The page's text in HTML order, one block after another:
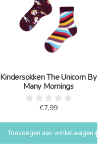
Kindersokken The Unicorn By
Many Mornings
€7,99
Toevoegen aan winkelwagen